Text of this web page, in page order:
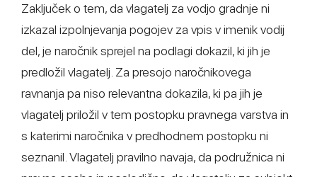
Zaključek o tem, da vlagatelj za vodjo gradnje ni
izkazal izpolnjevanja pogojev za vpis v imenik vodij
del, je naročnik sprejel na podlagi dokazil, ki jih je
predložil vlagatelj. Za presojo naročnikovega
ravnanja pa niso relevantna dokazila, ki pa jih je
vlagatelj priložil v tem postopku pravnega varstva in
s katerimi naročnika v predhodnem postopku ni
seznanil. Vlagatelj pravilno navaja, da podružnica ni